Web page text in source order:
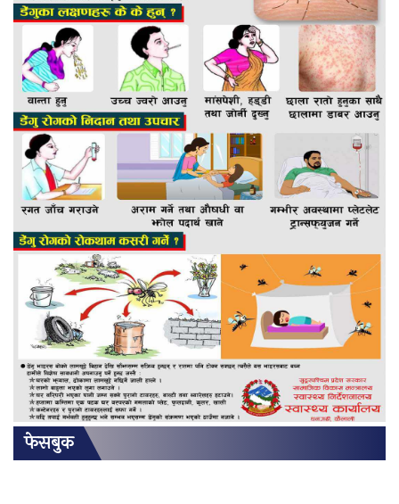
फेसबुक